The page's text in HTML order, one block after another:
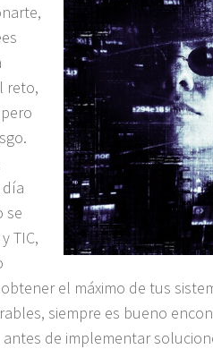
reto,
día
se
TIC,
el máximo de tus
siempre es bueno
de implementar